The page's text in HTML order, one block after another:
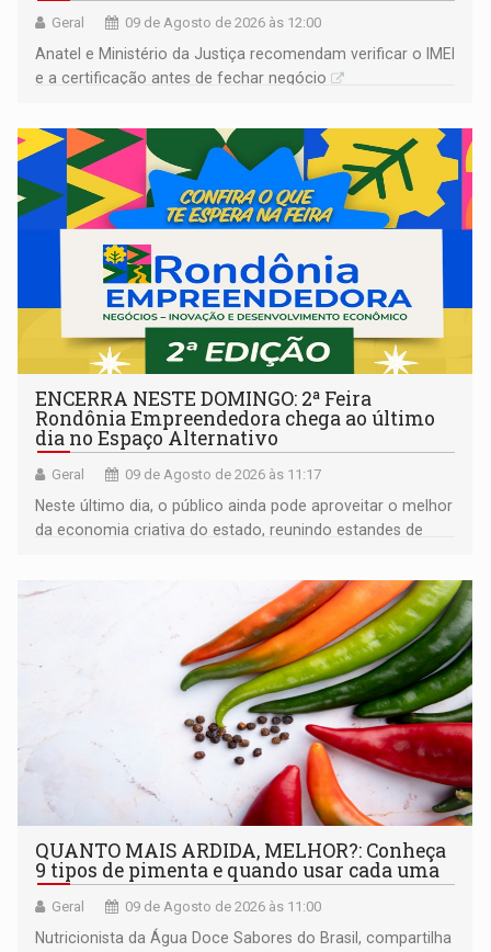
Geral 09 de Agosto de 2026 às 12:00
Anatel e Ministério da Justiça recomendam verificar o IMEI
e a certificação antes de fechar negócio
ENCERRA NESTE DOMINGO: 2ª Feira
Rondônia Empreendedora chega ao último
dia no Espaço Alternativo
Geral 09 de Agosto de 2026 às 11:17
Neste último dia, o público ainda pode aproveitar o melhor
da economia criativa do estado, reunindo estandes de
QUANTO MAIS ARDIDA, MELHOR?: Conheça
9 tipos de pimenta e quando usar cada uma
Geral 09 de Agosto de 2026 às 11:00
Nutricionista da Água Doce Sabores do Brasil, compartilha